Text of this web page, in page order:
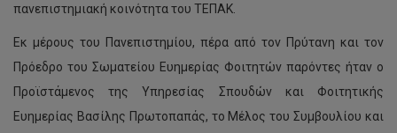
πανεπιστημιακή κοινότητα του ΤΕΠΑΚ.
Εκ μέρους του Πανεπιστημίου, πέρα από τον Πρύτανη και τον
Πρόεδρο του Σωματείου Ευημερίας Φοιτητών παρόντες ήταν ο
Προϊστάμενος της Υπηρεσίας Σπουδών και Φοιτητικής
Ευημερίας Βασίλης Πρωτοπαπάς, το Μέλος του Συμβουλίου και